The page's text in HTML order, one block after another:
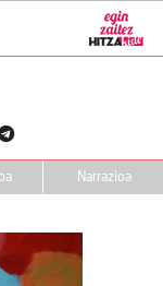
Narrazioa